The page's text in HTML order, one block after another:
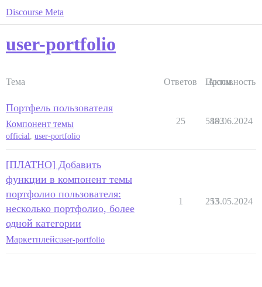
Discourse Meta
user-portfolio
Тема Ответов Просм.
Активность
Портфель пользователя
Компонент темы
official, user-portfolio
25 5883
19.06.2024
[ПЛАТНО] Добавить
функции в компонент темы
портфолио пользователя:
несколько портфолио, более
одной категории
Маркетплейсuser-portfolio
1 253
15.05.2024